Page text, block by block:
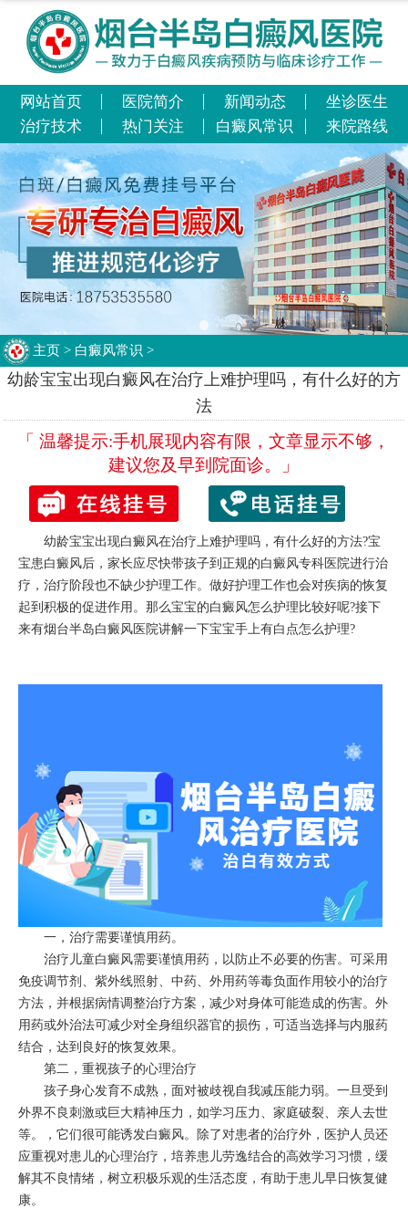
网站首页 医院简介 新闻动态
坐诊医生
治疗技术
热门关注 白癜风常识 来院路线
主页 > 白癜风常识 >
幼龄宝宝出现白癜风在治疗上难护理吗，有什么好的方
法
「 温馨提示:手机展现内容有限，文章显示不够，
建议您及早到院面诊。」
幼龄宝宝出现白癜风在治疗上难护理吗，有什么好的方法?宝
宝患白癜风后，家长应尽快带孩子到正规的白癜风专科医院进行治
疗，治疗阶段也不缺少护理工作。做好护理工作也会对疾病的恢复
起到积极的促进作用。那么宝宝的白癜风怎么护理比较好呢?接下
来有烟台半岛白癜风医院讲解一下宝宝手上有白点怎么护理?
一，治疗需要谨慎用药。
治疗儿童白癜风需要谨慎用药，以防止不必要的伤害。可采用
免疫调节剂、紫外线照射、中药、外用药等毒负面作用较小的治疗
方法，并根据病情调整治疗方案，减少对身体可能造成的伤害。外
用药或外治法可减少对全身组织器官的损伤，可适当选择与内服药
结合，达到良好的恢复效果。
第二，重视孩子的心理治疗
孩子身心发育不成熟，面对被歧视自我减压能力弱。一旦受到
外界不良刺激或巨大精神压力，如学习压力、家庭破裂、亲人去世
等。，它们很可能诱发白癜风。除了对患者的治疗外，医护人员还
应重视对患儿的心理治疗，培养患儿劳逸结合的高效学习习惯，缓
解其不良情绪，树立积极乐观的生活态度，有助于患儿早日恢复健
康。